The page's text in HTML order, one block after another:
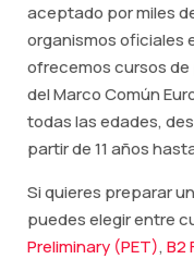
aceptado por miles
organismos oficiales
ofrecemos cursos
del Marco Común
todas las edades,
partir de 11 años
Si quieres preparar
puedes elegir entre
Preliminary (PET), B2